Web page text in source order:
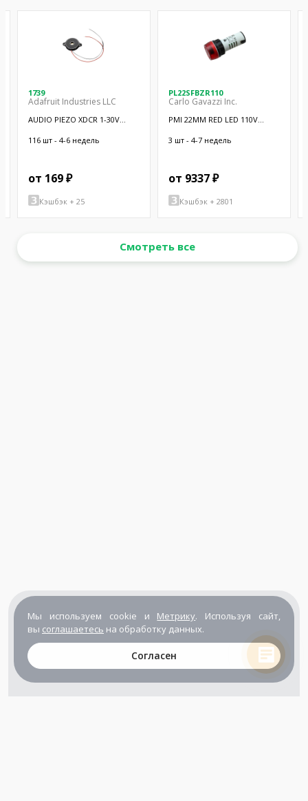
1739
Adafruit Industries LLC
AUDIO PIEZO XDCR 1-30V
116 шт - 4-6 недель
от 169 ₽
Кэшбэк + 25
PL22SFBZR110
Carlo Gavazzi Inc.
PMI 22MM RED LED 110V
3 шт - 4-7 недель
от 9337 ₽
Кэшбэк + 2801
Смотреть все
Мы используем cookie и Метрику. Используя сайт,
вы соглашаетесь на обработку данных.
Согласен